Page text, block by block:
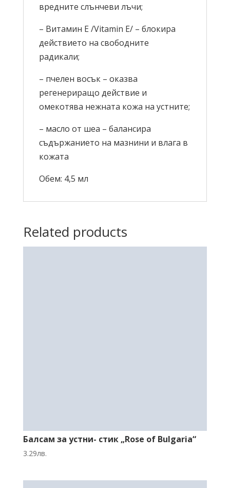
вредните слънчеви лъчи;
– Витамин Е /Vitamin Е/ – блокира
действието на свободните
радикали;
– пчелен восък – оказва
регенериращо действие и
омекотява нежната кожа на устните;
– масло от шеа – балансира
съдържанието на мазнини и влага в
кожата
Обем: 4,5 мл
Related products
Балсам за устни- стик „Rose of Bulgaria“
3.29лв.